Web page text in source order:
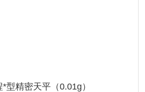
型精密天平（0.01g）